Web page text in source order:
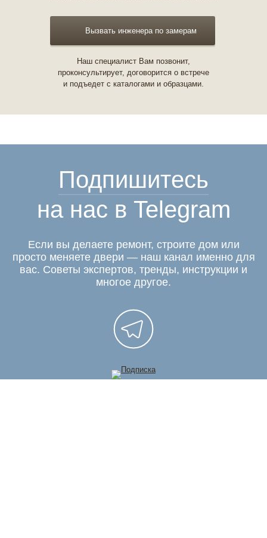
Вызвать инженера по замерам
Наш специалист Вам позвонит,
проконсультирует, договорится о встрече
и подъедет с каталогами и образцами.
Подпишитесь
на нас в Telegram
Если вы делаете ремонт, строите дом или
просто меняете двери — наш канал именно для
вас. Советы экспертов, тренды, инструкции и
многое другое.